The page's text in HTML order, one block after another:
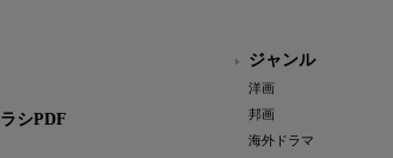
シPDF
ジャンル
洋画
邦画
海外ドラマ